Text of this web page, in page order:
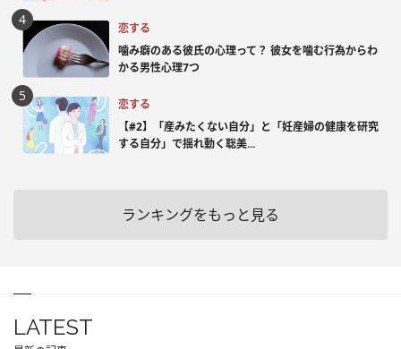
恋する
噛み癖のある彼氏の心理って？ 彼女を噛む行為からわ
かる男性心理7つ
恋する
【#2】「産みたくない自分」と「妊産婦の健康を研究
する自分」で揺れ動く聡美...
ランキングをもっと見る
LATEST